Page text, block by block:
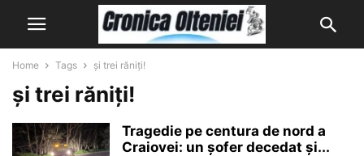
Home Tags și trei răniți!
și trei răniți!
Tragedie pe centura de nord a
Craiovei: un șofer decedat și...